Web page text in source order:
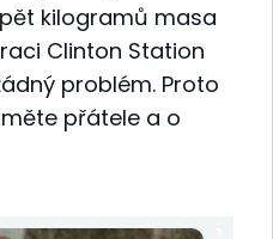
kilogramů masa
Clinton Station
problém. Proto
přátele a o